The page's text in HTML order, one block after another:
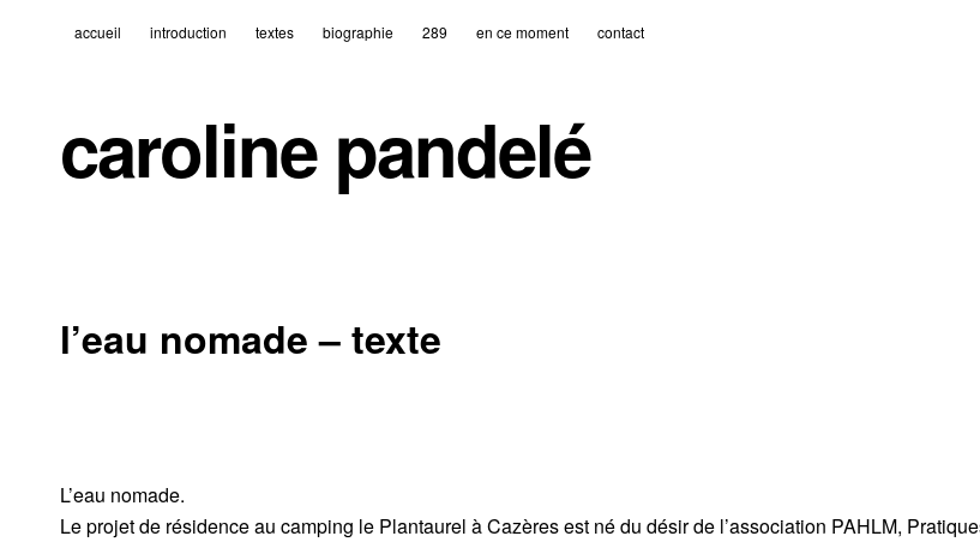
accueil introduction textes biographie 289 en ce moment contact
caroline pandelé
l’eau nomade – texte
L’eau nomade.
Le projet de résidence au camping le Plantaurel à Cazères est né du désir de l’association PAHLM,